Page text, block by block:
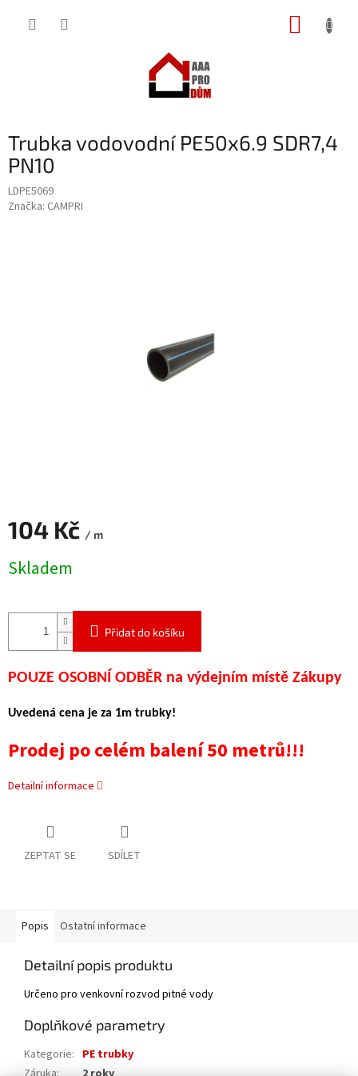
Trubka vodovodní PE50x6.9 SDR7,4
PN10
LDPE5069
Značka: CAMPRI
104 Kč / m
cena:
Skladem
Přidat do košíku
POUZE OSOBNÍ ODBĚR na výdejním místě Zákupy
Uvedená cena je za 1m trubky!
Prodej po celém balení 50 metrů!!!
Detailní informace
ZEPTAT SE SDÍLET
Popis Ostatní informace
Detailní popis produktu
Určeno pro venkovní rozvod pitné vody
Doplňkové parametry
Kategorie: PE trubky